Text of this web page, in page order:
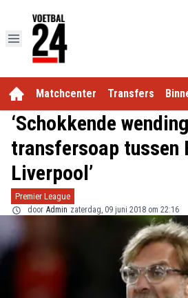
Matchcenter Transfers
‘Schokkende
transfersoap tussen
Liverpool’
Premier League
door Admin zaterdag, 09 juni 2018 om 22:16